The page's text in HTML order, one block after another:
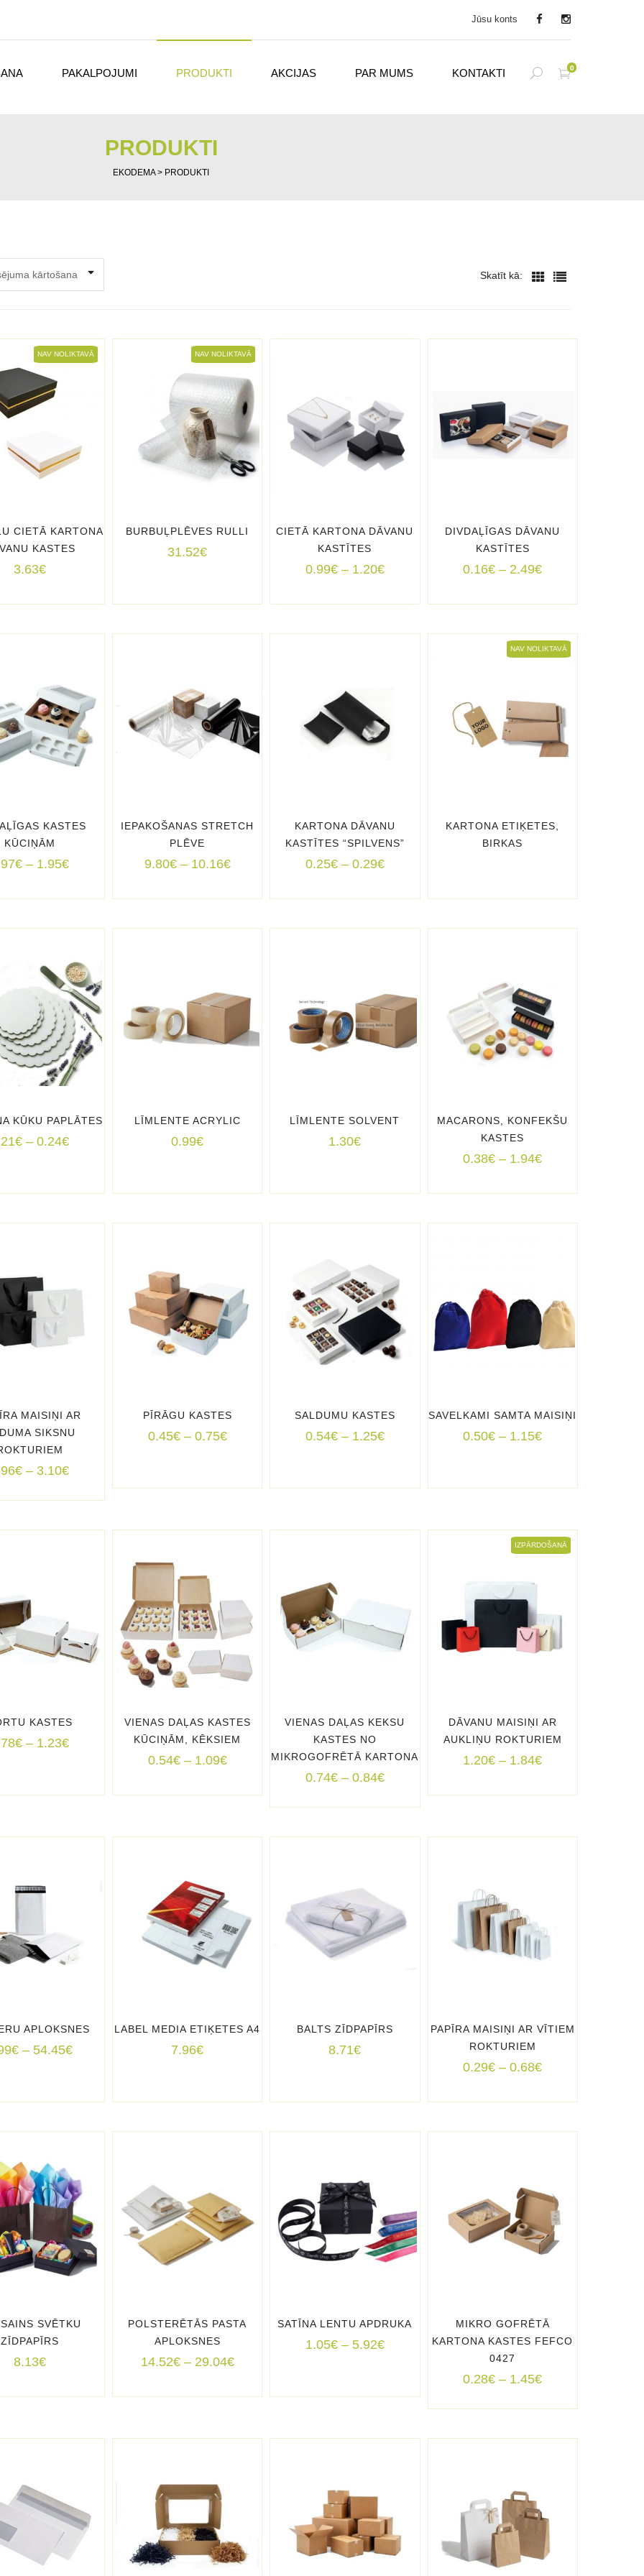
Jūsu konts
0
PAKALPOJUMI PRODUKTI AKCIJAS PAR MUMS KONTAKTI
PRODUKTI
EKODEMA> PRODUKTI
Skatīt kā:
NAV NOLIKTAVĀ
CIETĀ KARTONA
KASTES
3.63€
NAV NOLIKTAVĀ
BURBUĻPLĒVES RULLI
31.52€
CIETĀ KARTONA DĀVANU
KASTĪTES
0.99€ – 1.20€Price
0.99€
1.20€
DIVDAĻĪGAS DĀVANU
KASTĪTES
0.16€ – 2.49€Price
0.16€
2.49€
KASTES
KŪCIŅĀM
€ – 1.95€Price
0.97€
1.95€
IEPAKOŠANAS STRETCH
PLĒVE
9.80€ – 10.16€Price
9.80€
10.16€
KARTONA DĀVANU
KASTĪTES “SPILVENS”
0.25€ – 0.29€Price
0.25€
0.29€
NAV NOLIKTAVĀ
KARTONA ETIĶETES,
BIRKAS
KŪKU PAPLĀTES
€ – 0.24€Price
through
LĪMLENTE ACRYLIC
0.99€
LĪMLENTE SOLVENT
1.30€
MACARONS, KONFEKŠU
KASTES
0.38€ – 1.94€Price
0.38€
1.94€
MAISIŅI AR
SIKSNU
€ – 3.10€Price
1.96€
PĪRĀGU KASTES
0.45€ – 0.75€Price
through
SALDUMU KASTES
0.54€ – 1.25€Price
through
SAVELKAMI SAMTA MAISIŅI
0.50€ – 1.15€Price
through
KASTES
€ – 1.23€Price
through
VIENAS DAĻAS KASTES
KŪCIŅĀM, KĒKSIEM
0.54€ – 1.09€Price
0.54€
through
VIENAS DAĻAS KEKSU
KASTES NO
MIKROGOFRĒTĀ KARTONA
0.74€ – 0.84€Price
0.74€
IZPĀRDOŠANĀ
DĀVANU MAISIŅI AR
AUKLIŅU ROKTURIEM
1.20€ – 1.84€Price
1.20€
APLOKSNES
€ – 54.45€Price
through
LABEL MEDIA ETIĶETES A4
7.96€
BALTS ZĪDPAPĪRS
8.71€
PAPĪRA MAISIŅI AR VĪTIEM
ROKTURIEM
0.29€ – 0.68€Price
0.29€
0.68€
SVĒTKU
ZĪDPAPĪRS
8.13€
POLSTERĒTĀS PASTA
APLOKSNES
14.52€ – 29.04€Price
14.52€
SATĪNA LENTU APDRUKA
1.05€ – 5.92€Price
through
MIKRO GOFRĒTĀ
KARTONA KASTES FEFCO
0427
0.28€ – 1.45€Price
0.28€